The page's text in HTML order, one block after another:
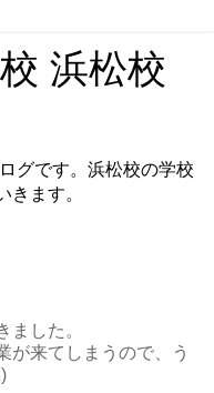
浜松校
グです。浜松校の学校
きます。
ました。
が来てしまうので、う